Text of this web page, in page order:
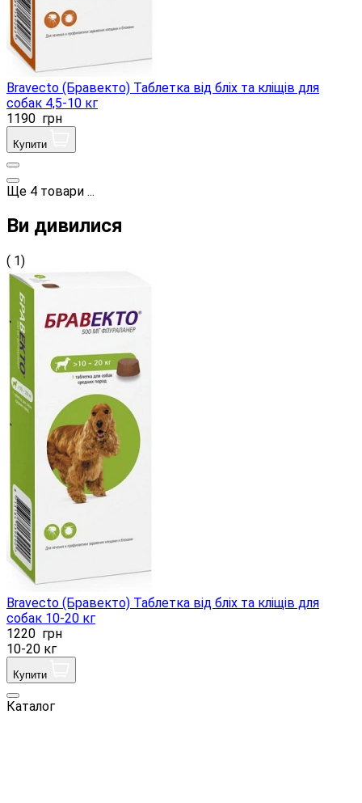
Bravecto (Бравекто) Таблетка від бліх та кліщів для
собак 4,5-10 кг
1190 грн
Купити
Ще 4 товари ...
Ви дивилися
( 1)
Bravecto (Бравекто) Таблетка від бліх та кліщів для
собак 10-20 кг
1220 грн
10-20 кг
Купити
Каталог